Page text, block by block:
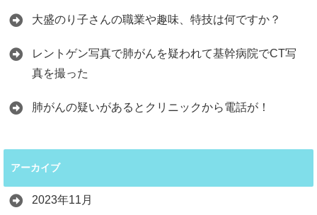
大盛のり子さんの職業や趣味、特技は何ですか？
レントゲン写真で肺がんを疑われて基幹病院でCT写
真を撮った
肺がんの疑いがあるとクリニックから電話が！
アーカイブ
2023年11月